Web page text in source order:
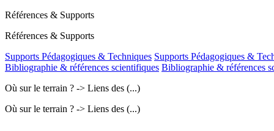
Références & Supports
Références & Supports
Supports Pédagogiques & Techniques Supports Pédagogiques &
Bibliographie & références scientifiques Bibliographie & références
Où sur le terrain ? -> Liens des (...)
Où sur le terrain ? -> Liens des (...)